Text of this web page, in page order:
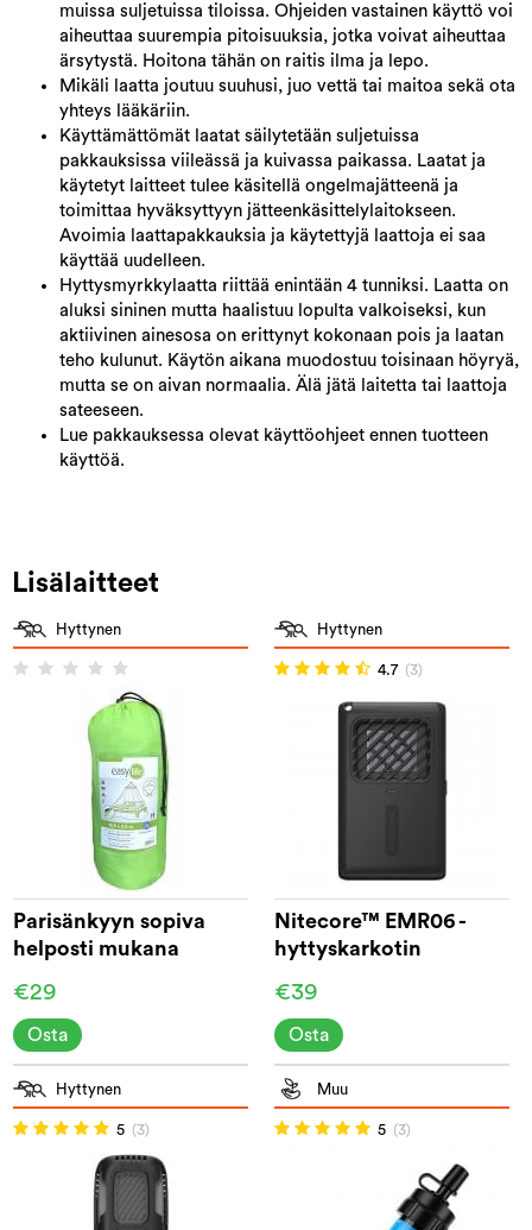
muissa suljetuissa tiloissa. Ohjeiden vastainen käyttö voi
aiheuttaa suurempia pitoisuuksia, jotka voivat aiheuttaa
ärsytystä. Hoitona tähän on raitis ilma ja lepo.
Mikäli laatta joutuu suuhusi, juo vettä tai maitoa sekä ota
yhteys lääkäriin.
Käyttämättömät laatat säilytetään suljetuissa
pakkauksissa viileässä ja kuivassa paikassa. Laatat ja
käytetyt laitteet tulee käsitellä ongelmajätteenä ja
toimittaa hyväksyttyyn jätteenkäsittelylaitokseen.
Avoimia laattapakkauksia ja käytettyjä laattoja ei saa
käyttää uudelleen.
Hyttysmyrkkylaatta riittää enintään 4 tunniksi. Laatta on
aluksi sininen mutta haalistuu lopulta valkoiseksi, kun
aktiivinen ainesosa on erittynyt kokonaan pois ja laatan
teho kulunut. Käytön aikana muodostuu toisinaan höyryä,
mutta se on aivan normaalia. Älä jätä laitetta tai laattoja
sateeseen.
Lue pakkauksessa olevat käyttöohjeet ennen tuotteen
käyttöä.
Lisälaitteet
Hyttynen
Parisänkyyn sopiva
helposti mukana
€29
Osta
Hyttynen
4.7 (3)
Nitecore™ EMR06 -
hyttyskarkotin
€39
Osta
Hyttynen
5 (3)
Muu
5 (3)